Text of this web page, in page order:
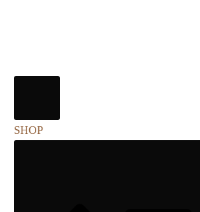
SHOP